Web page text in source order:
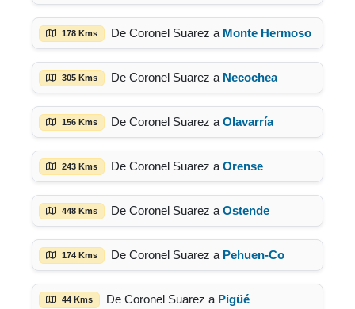
178 Kms De Coronel Suarez a Monte Hermoso
305 Kms De Coronel Suarez a Necochea
156 Kms De Coronel Suarez a Olavarría
243 Kms De Coronel Suarez a Orense
448 Kms De Coronel Suarez a Ostende
174 Kms De Coronel Suarez a Pehuen-Co
44 Kms De Coronel Suarez a Pigüé